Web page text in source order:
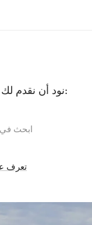
نود أن نقدم لك بعض البدائل بينما نقوم بإصلاح الخطأ:
ابحث
تعرف